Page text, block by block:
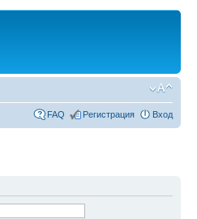
FAQ Регистрация Вход